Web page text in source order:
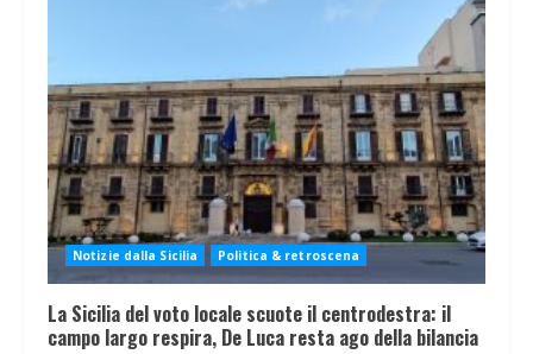
Notizie dalla Sicilia Politica & retroscena
La Sicilia del voto locale scuote il centrodestra: il
campo largo respira, De Luca resta ago della bilancia